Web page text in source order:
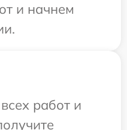
и начнем
работ и